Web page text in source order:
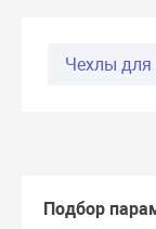
Чехлы
Подбор